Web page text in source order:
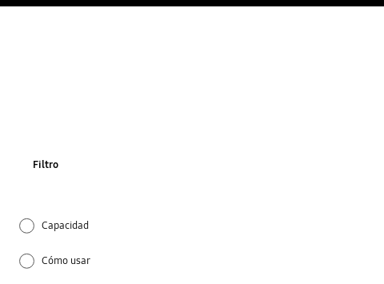
Filtro
Capacidad
Cómo usar